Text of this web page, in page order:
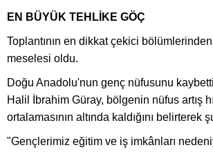
EN BÜYÜK TEHLİKE GÖÇ
Toplantının en dikkat çekici
meselesi oldu.
Doğu Anadolu'nun genç nüfusunu
Halil İbrahim Güray, bölgenin nüfus artış
ortalamasının altında kaldığını belirterek
"Gençlerimiz eğitim ve iş imkânları